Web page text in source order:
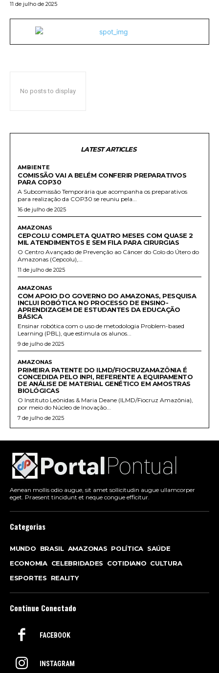
11 de julho de 2025
No posts to display
LATEST ARTICLES
AMBIENTE
COMISSÃO VAI A BELÉM CONFERIR PREPARATIVOS
PARA COP30
A Subcomissão Temporária que acompanha os preparativos
para realização da COP30 se reuniu pela...
16 de julho de 2025
AMAZONAS
CEPCOLU COMPLETA QUATRO MESES COM QUASE 2
MIL ATENDIMENTOS E SEM FILA PARA CIRURGIAS
O Centro Avançado de Prevenção ao Câncer do Colo do Útero do
Amazonas (Cepcolu),...
11 de julho de 2025
AMAZONAS
COM APOIO DO GOVERNO DO AMAZONAS, PESQUISA
INCLUI ROBÓTICA NO PROCESSO DE ENSINO-
APRENDIZAGEM DE ESTUDANTES DA EDUCAÇÃO
BÁSICA
Ensinar robótica com o uso de metodologia Problem-based
Learning (PBL), que estimula os alunos...
9 de julho de 2025
AMAZONAS
PRIMEIRA PATENTE DO ILMD/FIOCRUZAMAZÔNIA É
CONCEDIDA PELO INPI, REFERENTE A EQUIPAMENTO
DE ANÁLISE DE MATERIAL GENÉTICO EM AMOSTRAS
BIOLÓGICAS
O Instituto Leônidas & Maria Deane (ILMD/Fiocruz Amazônia),
por meio do Núcleo de Inovação...
7 de julho de 2025
Aenean mollis odio augue, sit amet sollicitudin augue ullamcorper
eget. Praesent tincidunt et neque congue efficitur.
Categorias
MUNDO BRASIL AMAZONAS POLÍTICA SAÚDE
ECONOMIA CELEBRIDADES COTIDIANO CULTURA
ESPORTES
REALITY
Continue Conectado
FACEBOOK
INSTAGRAM